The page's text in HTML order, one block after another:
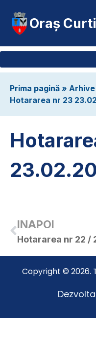
Oraș
Prima pagină »
Hotararea nr 23
INAPOI
Copyright © 2026.